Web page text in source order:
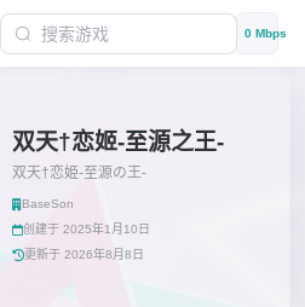
0 Mbps
双天†恋姬-至源之王-
双天†恋姫‐至源の王‐
BaseSon
创建于 2025年1月10日
更新于 2026年8月8日